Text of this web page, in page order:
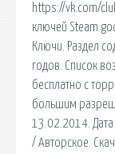
https://vk.com/
ключей Steam
Ключи. Раздел
годов. Список
бесплатно с
большим
13.02.2014.
/ Авторское.